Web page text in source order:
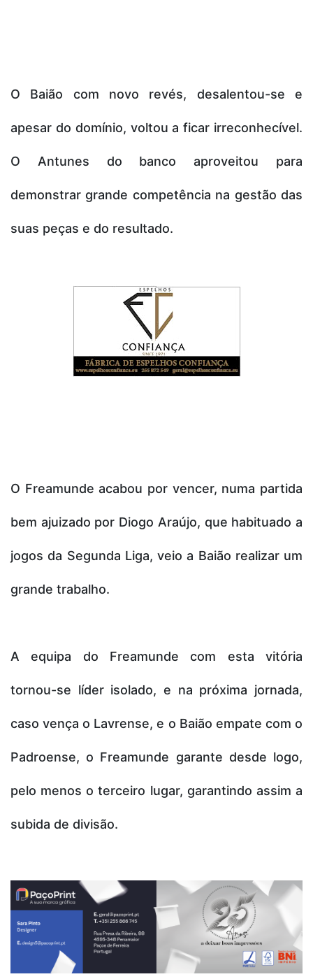
O Baião com novo revés, desalentou-se e
apesar do domínio, voltou a ficar irreconhecível.
O Antunes do banco aproveitou para
demonstrar grande competência na gestão das
suas peças e do resultado.
O Freamunde acabou por vencer, numa partida
bem ajuizado por Diogo Araújo, que habituado a
jogos da Segunda Liga, veio a Baião realizar um
grande trabalho.
A equipa do Freamunde com esta vitória
tornou-se líder isolado, e na próxima jornada,
caso vença o Lavrense, e o Baião empate com o
Padroense, o Freamunde garante desde logo,
pelo menos o terceiro lugar, garantindo assim a
subida de divisão.